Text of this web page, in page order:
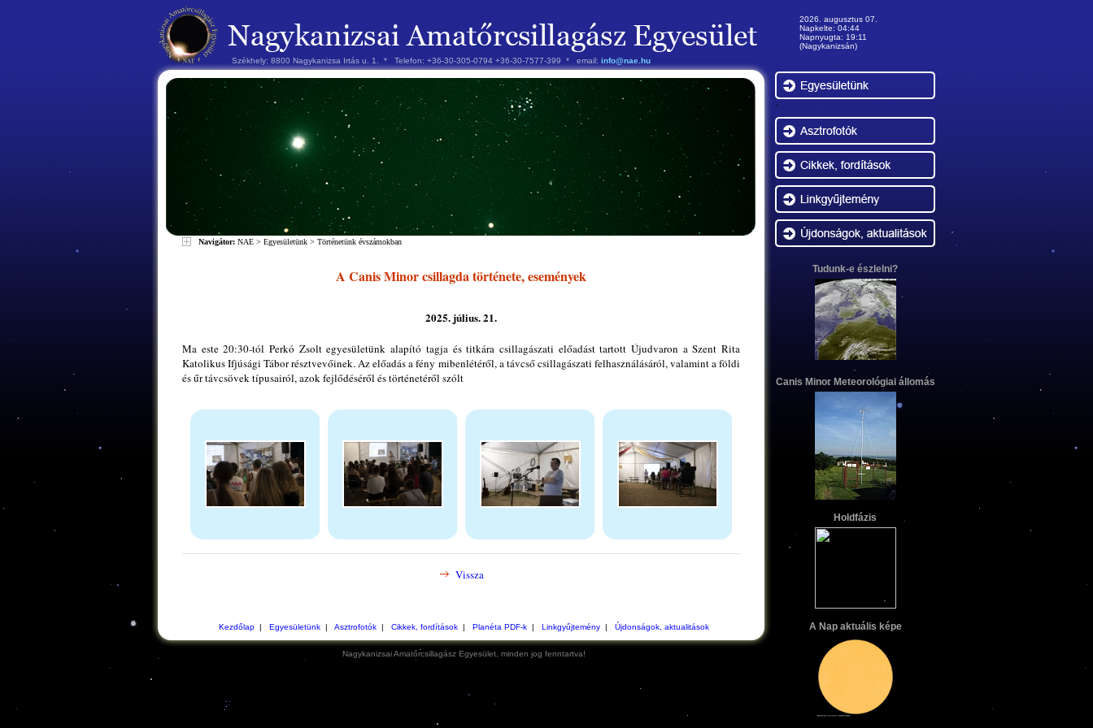
Székhely: 8800 Nagykanizsa Irtás u. 1. * Telefon: +36-30-305-0794 +36-30-7577-399 * email: info@nae.hu
Navigátor: NAE > Egyesületünk > Történetünk évszámokban
A Canis Minor csillagda története, események
2025. július. 21.
Ma este 20:30-tól Perkó Zsolt egyesületünk alapító tagja és titkára csillagászati előadást tartott Újudvaron a Szent Rita
Katolikus Ifjúsági Tábor résztvevőinek. Az előadás a fény mibenlétéről, a távcső csillagászati felhasználásáról, valamint a földi
és űr távcsövek típusairól, azok fejlődéséről és történetéről szólt
Vissza
Kezdőlap| Egyesületünk| Asztrofotók| Cikkek, fordítások| Planéta PDF-k| Linkgyűjtemény| Újdonságok, aktualitások
Nagykanizsai Amatőrcsillagász Egyesület, minden jog fenntartva!
2026. augusztus 07.
Napkelte: 04:44
Napnyugta: 19:11
(Nagykanizsán)
-
Tudunk-e észlelni?
Canis Minor Meteorológiai állomás
Holdfázis
A Nap aktuális képe